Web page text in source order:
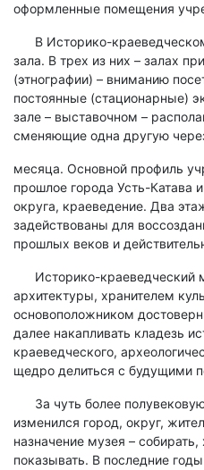
оформленные помещения
В Историко-
зала. В трех из них – залах
(этнографии) – вниманию
постоянные (стационарные)
зале – выставочном –
сменяющие одна другую
месяца. Основной профиль
прошлое города Усть-Катава
округа, краеведение. Два
задействованы для
прошлых веков и
Историко-краеведческий
архитектуры, хранителем
основоположником
далее накапливать кладезь
краеведческого,
щедро делиться с будущими
За чуть более
изменился город, округ,
назначение музея – собирать,
показывать. В последние